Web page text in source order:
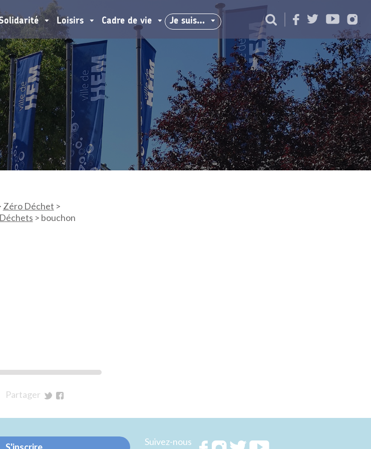
Loisirs Cadre de vie Je suis…
Zéro Déchet >
> bouchon
Partager
Twitter
Facebook
Suivez-nous
RejoignezRejoignezRejoignez